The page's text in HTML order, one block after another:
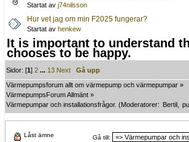
Startat av j74nilsson
Hur vet jag om min F2025 fungerar?
Startat av henkew
It is important to understand
chooses to be happy.
Sidor: [1]2 ...13 Next
Gå upp
Värmepumpsforum allt om värmepump och värmepumpar »
VärmepumpsForum Allmänt »
Värmepumpar och installationsfrågor. (Moderatorer: Bertil
Gå till:
Låst ämne